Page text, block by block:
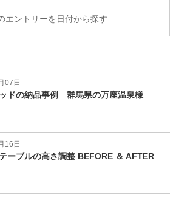
エントリーを日付から探す
07日
ドの納品事例 群馬県の万座温泉様
16日
ーブルの高さ調整 BEFORE ＆ AFTER